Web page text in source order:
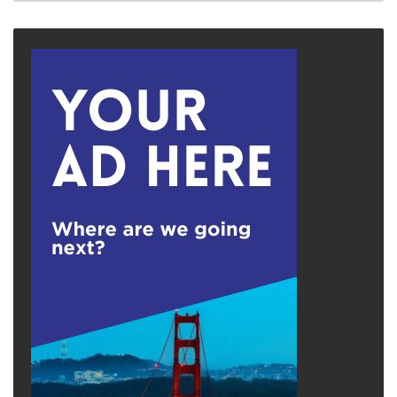
advertisement
Để phát triển, họ ký kết với nhà đầu tư Station
F và công ty Yarnsustain Schönrock Uhl của
Đức, hầu gom vốn và lấy phương tiện làm ăn.